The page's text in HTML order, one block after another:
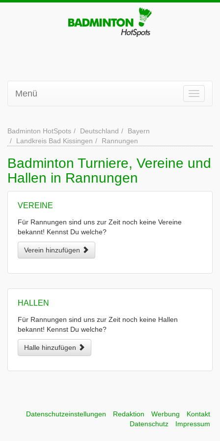
Menü
Badminton HotSpots Deutschland
Bayern
Landkreis Bad Kissingen
Rannungen
Badminton Turniere, Vereine und
Hallen in Rannungen
VEREINE
Für Rannungen sind uns zur Zeit noch keine Vereine
bekannt! Kennst Du welche?
Verein hinzufügen
HALLEN
Für Rannungen sind uns zur Zeit noch keine Hallen
bekannt! Kennst Du welche?
Halle hinzufügen
Datenschutzeinstellungen Redaktion Werbung
Kontakt
Datenschutz
Impressum